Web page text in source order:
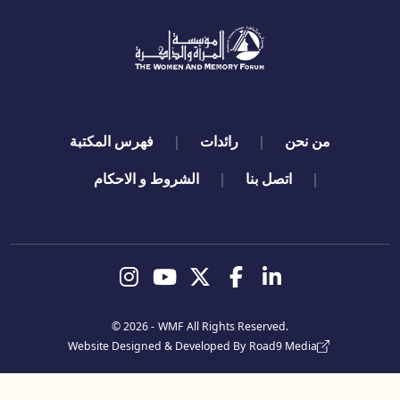
رائدات
فهرس المكتبة
الشروط و الاحكام
© 2026 - WMF
Website Designed & Developed By